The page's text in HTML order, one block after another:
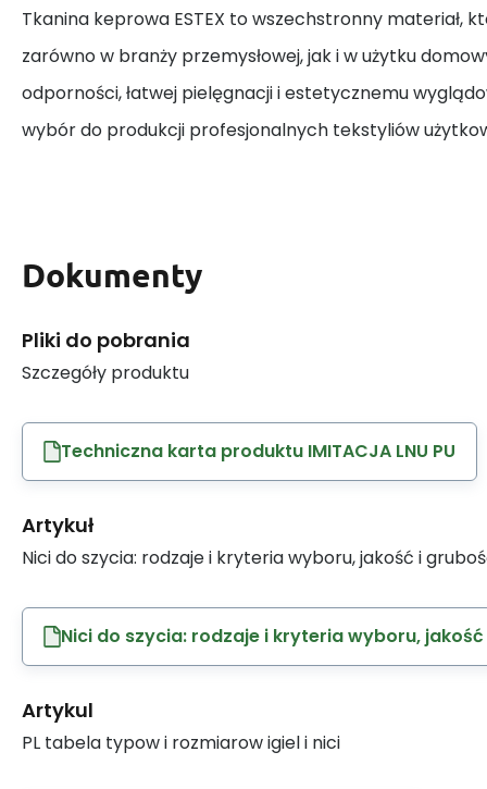
Tkanina keprowa ESTEX to wszechstronny materiał,
zarówno w branży przemysłowej, jak i w użytku
odporności, łatwej pielęgnacji i estetycznemu
wybór do produkcji profesjonalnych tekstyliów
Dokumenty
Pliki do pobrania
Szczegóły produktu
Techniczna karta produktu IMITACJA LNU PU
Artykuł
Nici do szycia: rodzaje i kryteria wyboru, jakość i
Nici do szycia: rodzaje i kryteria wyboru,
Artykul
PL tabela typow i rozmiarow igiel i nici